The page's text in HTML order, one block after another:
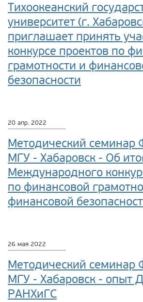
Тихоокеанский
университет (г.
приглашает принять
конкурсе проектов по
грамотности и
безопасности
20 апр. 2022
Методический
МГУ - Хабаровск - Об
Международного
по финансовой
финансовой
26 мая 2022
Методический
МГУ - Хабаровск - опыт
РАНХиГС